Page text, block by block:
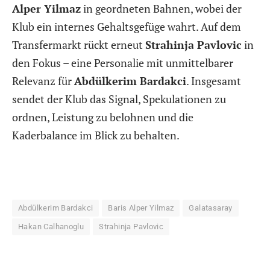
Alper Yilmazin geordneten Bahnen, wobei der
Klub ein internes Gehaltsgefüge wahrt. Auf dem
Transfermarkt rückt erneut Strahinja Pavlovic in
den Fokus – eine Personalie mit unmittelbarer
Relevanz fürAbdülkerim Bardakci. Insgesamt
sendet der Klub das Signal, Spekulationen zu
ordnen, Leistung zu belohnen und die
Kaderbalance im Blick zu behalten.
Abdülkerim Bardakci Baris Alper Yilmaz Galatasaray
Hakan Calhanoglu Strahinja Pavlovic